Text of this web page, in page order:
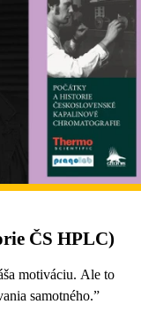
ČS HPLC)
motiváciu. Ale to
samotného.”